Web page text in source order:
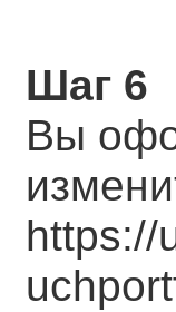
Шаг 6
Вы
https://